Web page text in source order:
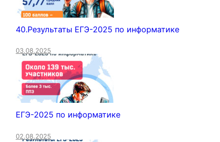
40.Результаты ЕГЭ-2025 по информатике
03.08.2025
ЕГЭ-2025 по информатике
02.08.2025